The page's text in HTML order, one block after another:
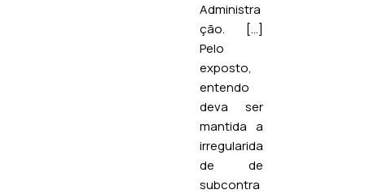
Administra
ção. […]
Pelo
exposto,
entendo
deva ser
mantida a
irregularida
de de
subcontra